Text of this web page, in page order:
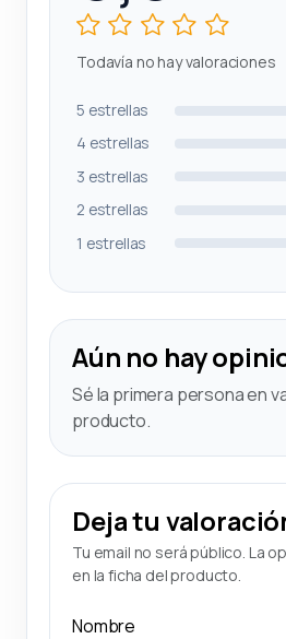
Todavía no hay valoraciones
5 estrellas
4 estrellas
3 estrellas
2 estrellas
1 estrellas
Aún no hay
Sé la primera persona en
producto.
Deja tu
Tu email no será público. La
en la ficha del producto.
Nombre